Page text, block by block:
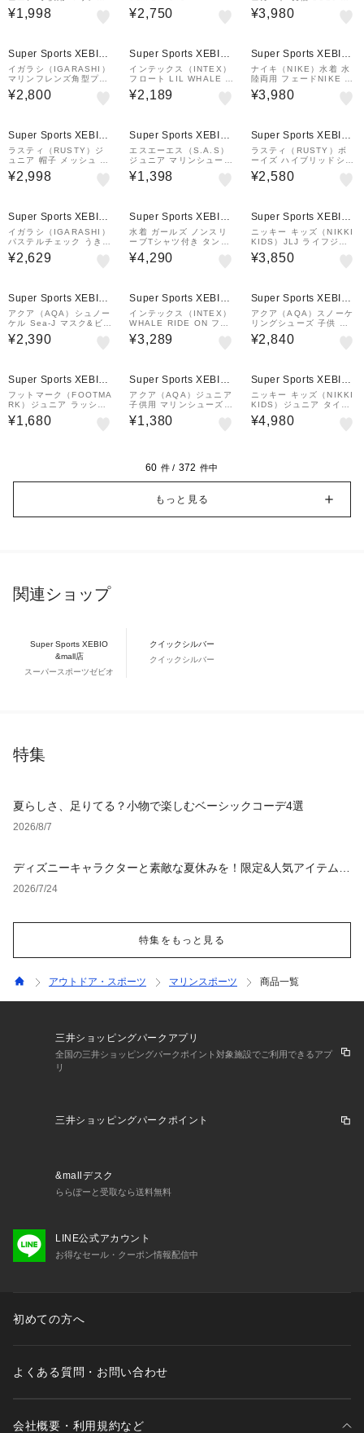
ューズ ウォーターシュー
ズ 水陸両用 AB2024SS
¥1,998 ¥2,750
ドラー ガールズ ジップ
付きラッシュガード 199
¥3,980
Super Sports XEBIO
&mall店
イガラシ（IGARASHI）
マリンフレンズ角型プー
ル PDE-100A
¥2,800
Super Sports XEBIO
&mall店
インテックス（INTEX）
フロート LIL WHALE R
IDE ON 58523 NP26
¥2,189
Super Sports XEBIO
&mall店
ナイキ（NIKE）水着 水
陸両用 フェードNIKE 7
ボレーショーツ NESSF
790-N241
¥3,980
Super Sports XEBIO
&mall店
ラスティ（RUSTY）ジ
ュニア 帽子 メッシュ キ
ャップ UVカット 日焼け
防止 カバー取り外し サ
¥2,998
Super Sports XEBIO
&mall店
エスエーエス（S.A.S）
ジュニア マリンシューズ
SS3TER37991 SAX
¥1,398
Super Sports XEBIO
&mall店
ラスティ（RUSTY）ボ
ーイズ ハイブリッドショ
ーツ 964420 TUR
¥2,580
Super Sports XEBIO
&mall店
イガラシ（IGARASHI）
パステルチェック うきわ
80cm RLC-281V
¥2,629
Super Sports XEBIO
&mall店
水着 ガールズ ノンスリ
ーブTシャツ付き タンキ
ニ 3点 375853-26IVR
¥4,290
Super Sports XEBIO
&mall店
ニッキー キッズ（NIKKI
KIDS）JLJ ライフジャ
ケット 126479 BL
¥3,850
Super Sports XEBIO
&mall店
アクア（AQA）シュノー
ケル Sea-J マスク&ビキ
シーVライトII KZ-9156
クリスタルサックス
¥2,390
Super Sports XEBIO
&mall店
インテックス（INTEX）
WHALE RIDE ON フロ
ート 58561 NP26
¥3,289
Super Sports XEBIO
&mall店
アクア（AQA）スノーケ
リングシューズ 子供 キ
ッズ シュノーケル スノ
ーケル 水遊び KW-4473
¥2,840
Super Sports XEBIO
&mall店
フットマーク（FOOTMA
RK）ジュニア ラッシュ
ガード 半袖 Tシャツ 02
42073-18 グレー
¥1,680
Super Sports XEBIO
&mall店
アクア（AQA）ジュニア
子供用 マリンシューズ
ウォーターシューズ 水陸
両用 BKRD 24KW-465
¥1,380
Super Sports XEBIO
&mall店
ニッキー キッズ（NIKKI
KIDS）ジュニア タイダ
イ柄Tシャツ付き 水着 3
点セット 125755 -BK
¥4,980
60 件 / 372 件中
もっと見る
関連ショップ
Super Sports XEBIO
&mall店
スーパースポーツゼビオ
クイックシルバー
クイックシルバー
特集
夏らしさ、足りてる？小物で楽しむベーシックコーデ4選
2026/8/7
ディズニーキャラクターと素敵な夏休みを！限定&人気アイテム特
集
2026/7/24
特集をもっと見る
アウトドア・スポーツ マリンスポーツ 商品一覧
三井ショッピングパークアプリ
全国の三井ショッピングパークポイント対象施設でご利用できるアプ
リ
三井ショッピングパークポイント
&mallデスク
ららぽーと受取なら送料無料
LINE公式アカウント
お得なセール・クーポン情報配信中
初めての方へ
よくある質問・お問い合わせ
会社概要・利用規約など